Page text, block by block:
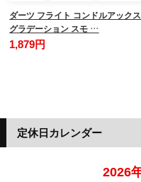
ダーツ フライト コンドルアックス
グラデーション スモ …
1,879円
定休日カレンダー
2026